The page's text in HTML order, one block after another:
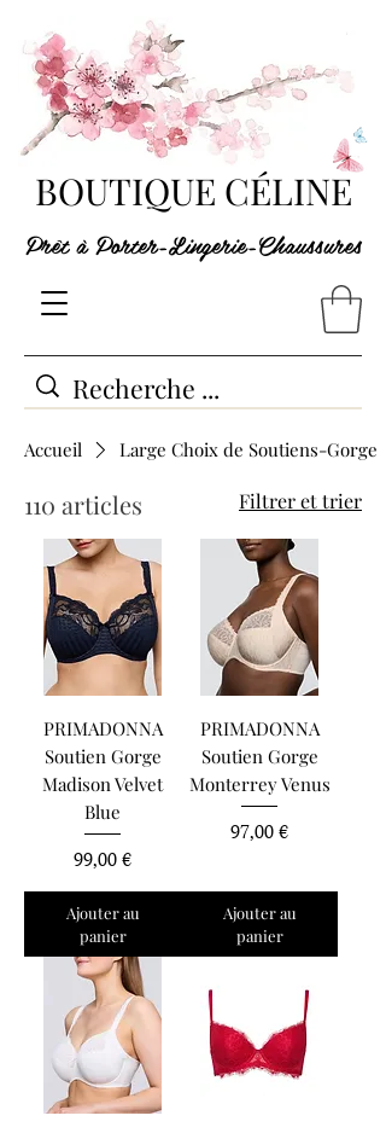
BOUTIQUE CÉLINE
Prêt à Porter-Lingerie-Chaussures
Accueil Large Choix de Soutiens-Gorge
110 articles Filtrer et trier
PRIMADONNA
Soutien Gorge
Madison Velvet
Blue
Prix
99,00 €
Ajouter au
panier
PRIMADONNA
Soutien Gorge
Monterrey Venus
Prix
97,00 €
Ajouter au
panier